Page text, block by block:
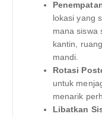
lokasi yang
mana siswa
kantin,
mandi.
Rotasi
untuk
menarik
Libatkan